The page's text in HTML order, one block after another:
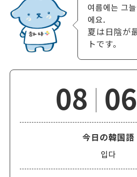
여름에는 그
에요.
夏は日陰が
トです。
08 06
今日の韓国語
입다